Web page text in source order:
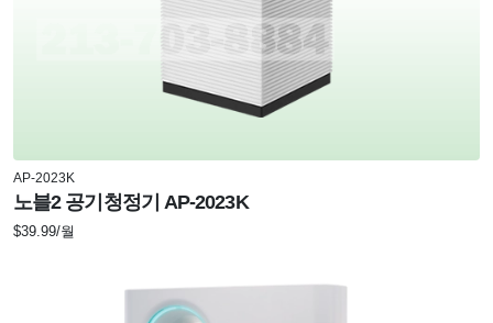
AP-2023K
노블2 공기청정기 AP-2023K
$39.99/월